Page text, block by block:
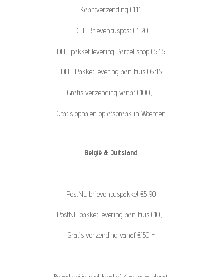
Kaartverzending €1.14
DHL Brievenbuspost €4.20
DHL pakket levering Parcel shop €5.45
DHL Pakket levering aan huis €6.45
Gratis verzending vanaf €100,-
Gratis ophalen op afspraak in Woerden
België & Duitsland
PostNL brievenbuspakket €5,90
PostNL pakket levering aan huis €10,-
Gratis verzending vanaf €150,-